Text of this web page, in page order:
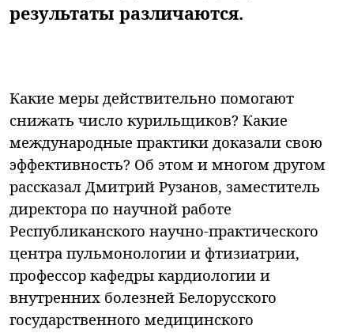
результаты различаются.
Какие меры действительно помогают
снижать число курильщиков? Какие
международные практики доказали свою
эффективность? Об этом и многом другом
рассказал Дмитрий Рузанов, заместитель
директора по научной работе
Республиканского научно-практического
центра пульмонологии и фтизиатрии,
профессор кафедры кардиологии и
внутренних болезней Белорусского
государственного медицинского